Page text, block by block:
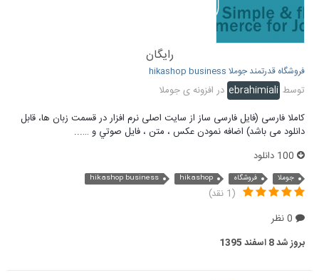
رایگان
فروشگاه قدرتمند جوملا hikashop business
توسط ebrahimiali در افزونه ی جوملا
کاملا فارسی (فایل فارسی ساز از سایت اصلی نرم افزار در قسمت زبان ها، قابل
دانلود می باشد) اضافه نمودن عكس ، متن ، فايل صوتي و …...
جوملا فروشگاه hikashop
hikashop business
(1 نقد)
بروز شد8 اسفند 1395